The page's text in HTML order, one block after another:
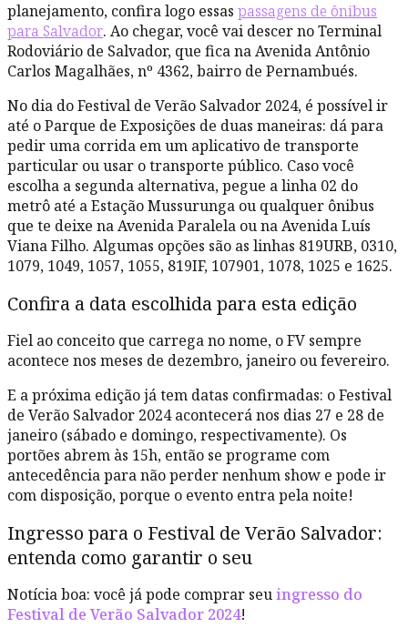
planejamento, confira logo essas passagens de ônibus
para Salvador. Ao chegar, você vai descer no Terminal
Rodoviário de Salvador, que fica na Avenida Antônio
Carlos Magalhães, nº 4362, bairro de Pernambués.
No dia do Festival de Verão Salvador 2024, é possível ir
até o Parque de Exposições de duas maneiras: dá para
pedir uma corrida em um aplicativo de transporte
particular ou usar o transporte público. Caso você
escolha a segunda alternativa, pegue a linha 02 do
metrô até a Estação Mussurunga ou qualquer ônibus
que te deixe na Avenida Paralela ou na Avenida Luís
Viana Filho. Algumas opções são as linhas 819URB, 0310,
1079, 1049, 1057, 1055, 819IF, 107901, 1078, 1025 e 1625.
Confira a data escolhida para esta edição
Fiel ao conceito que carrega no nome, o FV sempre
acontece nos meses de dezembro, janeiro ou fevereiro.
E a próxima edição já tem datas confirmadas: o Festival
de Verão Salvador 2024 acontecerá nos dias 27 e 28 de
janeiro (sábado e domingo, respectivamente). Os
portões abrem às 15h, então se programe com
antecedência para não perder nenhum show e pode ir
com disposição, porque o evento entra pela noite!
Ingresso para o Festival de Verão Salvador:
entenda como garantir o seu
Notícia boa: você já pode comprar seuingresso do
Festival de Verão Salvador 2024!